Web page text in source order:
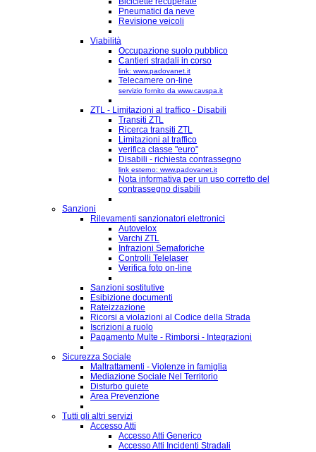
Pneumatici da neve
Revisione veicoli
Viabilità
Occupazione suolo pubblico
Cantieri stradali in corso
link: www.padovanet.it
Telecamere on-line
servizio fornito da www.cavspa.it
ZTL - Limitazioni al traffico - Disabili
Transiti ZTL
Ricerca transiti ZTL
Limitazioni al traffico
verifica classe "euro"
Disabili - richiesta contrassegno
link esterno: www.padovanet.it
Nota informativa per un uso corretto del
contrassegno disabili
Sanzioni
Rilevamenti sanzionatori elettronici
Autovelox
Varchi ZTL
Infrazioni Semaforiche
Controlli Telelaser
Verifica foto on-line
Sanzioni sostitutive
Esibizione documenti
Rateizzazione
Ricorsi a violazioni al Codice della Strada
Iscrizioni a ruolo
Pagamento Multe - Rimborsi - Integrazioni
Sicurezza Sociale
Maltrattamenti - Violenze in famiglia
Mediazione Sociale Nel Territorio
Disturbo quiete
Area Prevenzione
Tutti gli altri servizi
Accesso Atti
Accesso Atti Generico
Accesso Atti Incidenti Stradali